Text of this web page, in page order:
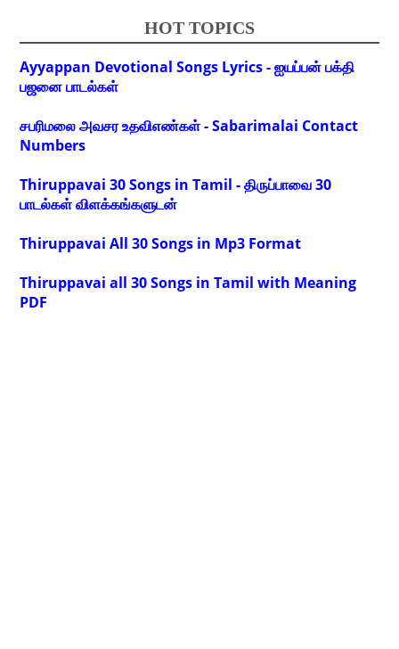
HOT TOPICS
Ayyappan Devotional Songs Lyrics - ஐயப்பன் பக்தி
பஜனை பாடல்கள்
சபரிமலை அவசர உதவிஎண்கள் - Sabarimalai Contact
Numbers
Thiruppavai 30 Songs in Tamil - திருப்பாவை 30
பாடல்கள் விளக்கங்களுடன்
Thiruppavai All 30 Songs in Mp3 Format
Thiruppavai all 30 Songs in Tamil with Meaning
PDF